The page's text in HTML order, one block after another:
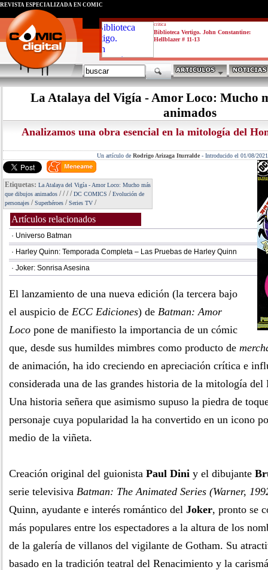
critica
Biblioteca Vertigo. John Constantine:
Hellblazer # 11-13
REVISTA ESPECIALIZADA EN CÓMIC
La Atalaya del Vigía - Amor Loco: Mucho
animados
Analizamos una obra esencial en la mitología del
Un artículo de Rodrigo Arizaga Iturralde - Introducido el 01/08/2021
Etiquetas: La Atalaya del Vigía - Amor Loco: Mucho más
que dibujos animados ////DC COMICS /Evolución de
personajes /Superhéroes /Series TV /
Artículos relacionados
· Universo Batman
· Harley Quinn: Temporada Completa – Las Pruebas de Harley Quinn
· Joker: Sonrisa Asesina
El lanzamiento de una nueva edición (la tercera bajo
el auspicio de ECC Ediciones) de Batman: Amor
Loco pone de manifiesto la importancia de un cómic
que, desde sus humildes mimbres como producto de
de animación, ha ido creciendo en apreciación crítica e
considerada una de las grandes historia de la mitología
Una historia señera que asimismo supuso la piedra de
personaje cuya popularidad la ha convertido en un icono
medio de la viñeta.
Creación original del guionista Paul Dini y el dibujante
serie televisiva Batman: The Animated Series (Warner,
Quinn, ayudante e interés romántico del Joker, pronto se
más populares entre los espectadores a la altura de los
de la galería de villanos del vigilante de Gotham. Su
basado en la tradición teatral del Renacimiento y la